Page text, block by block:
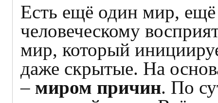
Есть ещё один мир,
человеческому
мир, который
даже скрытые. На
– миром причин. По